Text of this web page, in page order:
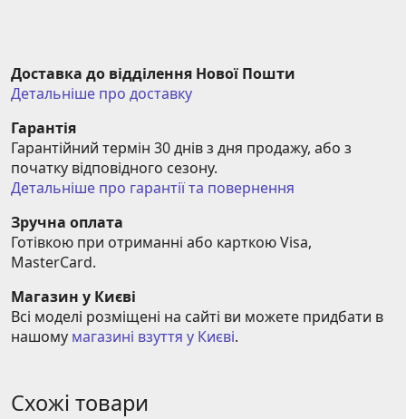
Доставка до відділення Нової Пошти
Детальніше про доставку
Гарантія
Гарантійний термін 30 днів з дня продажу, або з
початку відповідного сезону.
Детальніше про гарантії та повернення
Зручна оплата
Готівкою при отриманні або карткою Visa,
MasterCard.
Магазин у Києві
Всі моделі розміщені на сайті ви можете придбати в
нашому магазині взуття у Києві.
Схожі товари